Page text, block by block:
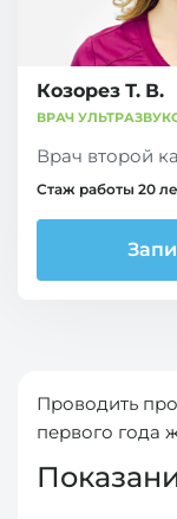
Козорез Т. В.
ВРАЧ
Врач второй
Стаж работы 20
Проводить
первого года